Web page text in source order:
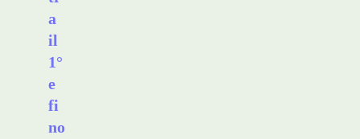
a
il
1°
e
fi
no